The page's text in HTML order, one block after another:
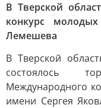
В Тверской
конкурс
Лемешева
В Тверской
состоялось
Международного
имени Сергея